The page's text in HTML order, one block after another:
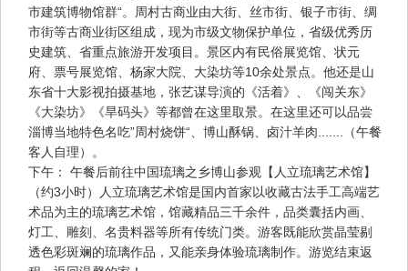
市建筑博物馆群“。周村古商业由大街、丝市街、银子市街、绸
市街等古商业街区组成，现为市级文物保护单位，省级优秀历
史建筑、省重点旅游开发项目。景区内有民俗展览馆、状元
府、票号展览馆、杨家大院、大染坊等10余处景点。他还是山
东省十大影视拍摄基地，张艺谋导演的《活着》、《闯关东》
《大染坊》《旱码头》等都曾在这里取景。在这里还可以品尝
淄博当地特色名吃”周村烧饼“、博山酥锅、卤汁羊肉.......（午餐
客人自理）。
下午： 午餐后前往中国琉璃之乡博山参观【人立琉璃艺术馆】
（约3小时）人立琉璃艺术馆是国内首家以收藏古法手工高端艺
术品为主的琉璃艺术馆，馆藏精品三千余件，品类囊括内画、
灯工、雕刻、名贵料器等所有传统门类。游客既能欣赏晶莹剔
透色彩斑斓的琉璃作品，又能亲身体验琉璃制作。游览结束返